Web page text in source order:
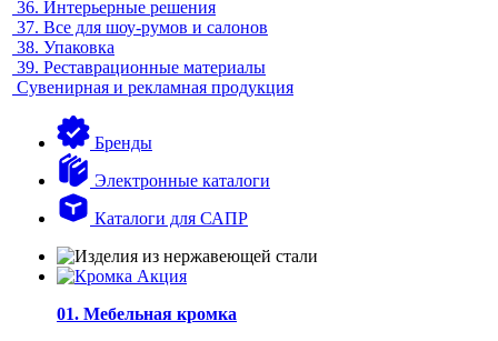
36. Интерьерные решения
37. Все для шоу-румов и салонов
38. Упаковка
39. Реставрационные материалы
Сувенирная и рекламная продукция
Бренды
Электронные каталоги
Каталоги для САПР
01. Мебельная кромка